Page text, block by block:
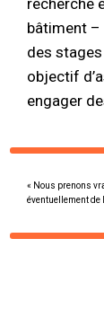
recherche
bâtiment –
des
objectif
engager
« Nous prenons
éventuellement